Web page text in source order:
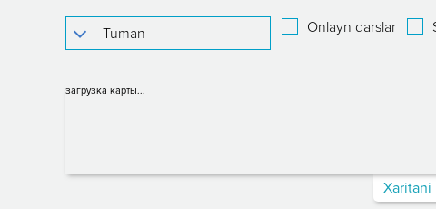
Onlayn darslar
загрузка карты...
Xaritani